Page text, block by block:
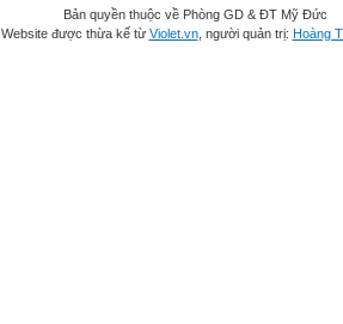
Bản quyền thuộc về Phòng GD & ĐT Mỹ Đức
Website được thừa kế từ Violet.vn, người quản trị: Hoàng